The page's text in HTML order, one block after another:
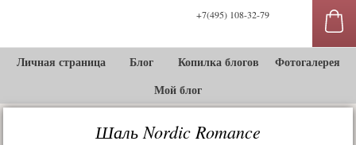
+7(495) 108-32-79
Личная страница Блог Копилка блогов
Фотогалерея
Мой блог
Шаль Nordic Romance